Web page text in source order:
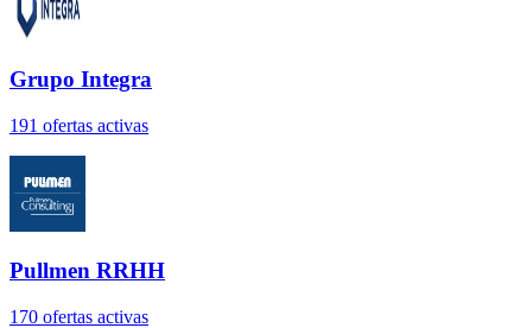
Grupo Integra
191 ofertas activas
Pullmen RRHH
170 ofertas activas